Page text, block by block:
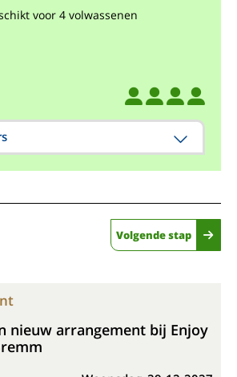
voor 4 volwassenen
Volgende stap
nieuw arrangement bij Enjoy